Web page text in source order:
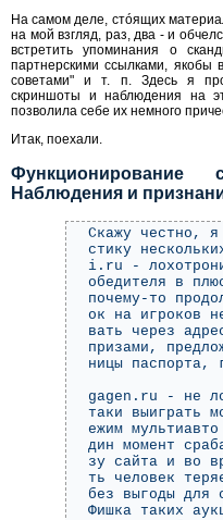
На самом деле, стóящих
на мой взгляд, раз, два - и
встретить упоминания о
партнерскими ссылками, якобы
советами" и т. п. Здесь я
скриншоты и наблюдения на
позволила себе их немного
Итак, поехали.
Функционирование
Наблюдения и
Скажу честно, я
стику
i.ru -
обедителя в
почему-то
ок на игроков
вать через
призами,
ницы паспорта,
gagen.ru - не
таки выиграть
ежим
дин момент
зу сайта и во
ть человек
без выгоды для
Фишка таких